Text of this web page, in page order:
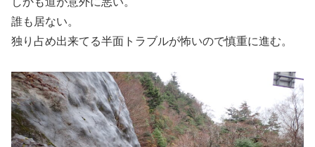
誰も居ない。
独り占め出来てる半面トラブルが怖いので慎重に進む。